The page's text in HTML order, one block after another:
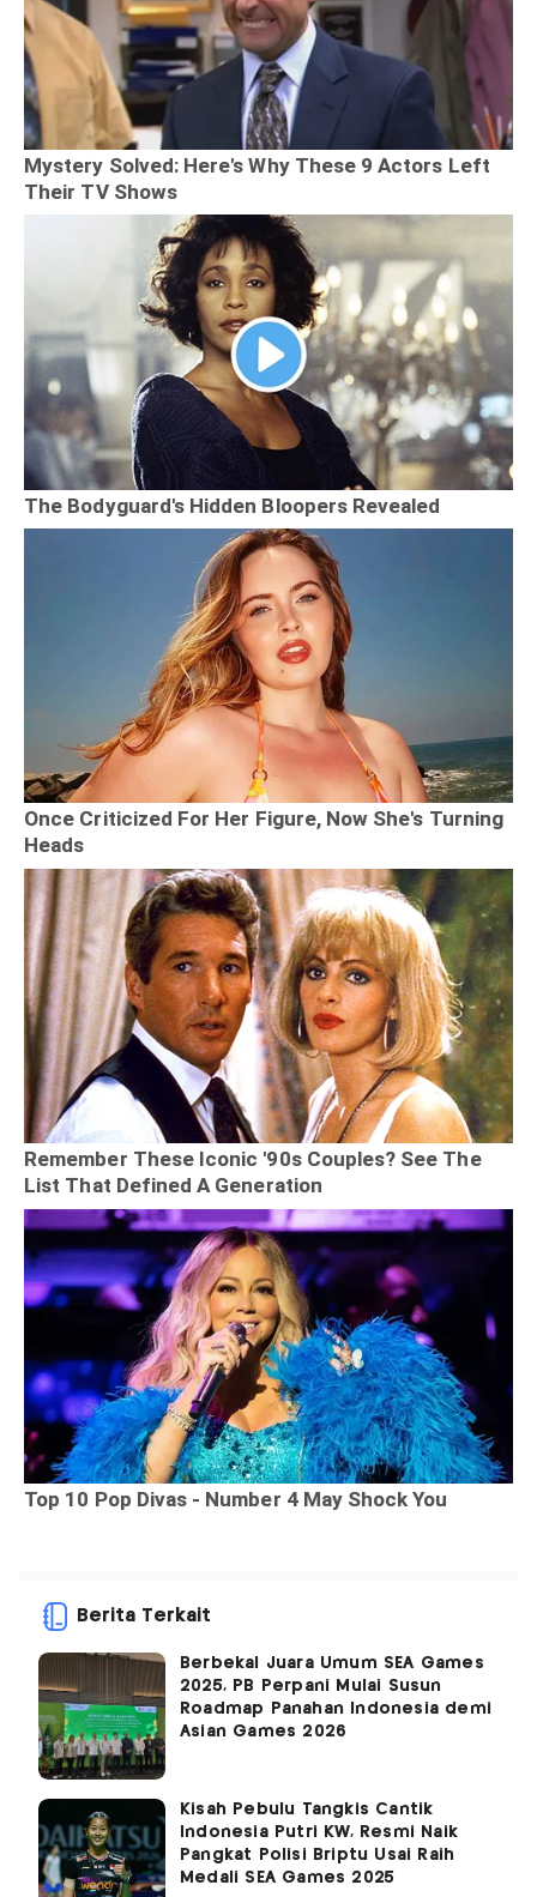
Berita Terkait
Berbekal Juara Umum SEA Games
2025, PB Perpani Mulai Susun
Roadmap Panahan Indonesia demi
Asian Games 2026
Kisah Pebulu Tangkis Cantik
Indonesia Putri KW, Resmi Naik
Pangkat Polisi Briptu Usai Raih
Medali SEA Games 2025